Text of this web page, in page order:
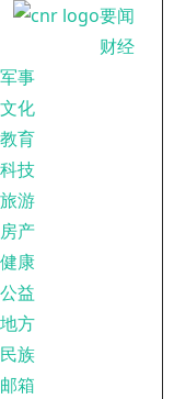
要闻
财经
军事
文化
教育
科技
旅游
房产
健康
公益
地方
民族
邮箱